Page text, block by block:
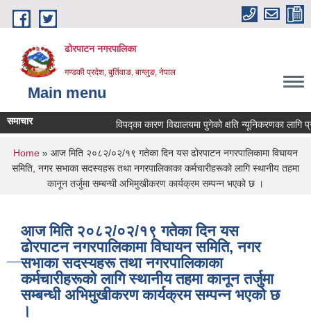
Skip to main content
ढोरपाटन नगरपालिका
गण्डकी प्रदेश, बुर्तिवाङ, बाग्लुङ, नेपाल
Main menu
समाचार विपद्का कारण विद्यालयमा पुगेको क्षति न्यूनिकरणका लागि
You are here
Home » आज मिति २०८२/०२/१९ गतेका दिन यस ढोरपाटन नगरपालिकामा विघायन
समिति, नगर सभाका सदस्यहरू तथा नगरपालिकाका कर्मचारीहरूको लागि स्थानीय तहमा
कानून तर्जुमा सम्बन्धी अभिमुखीकरण कार्यक्रम सम्पन्न भएको छ ।
आज मिति २०८२/०२/१९ गतेका दिन यस
ढोरपाटन नगरपालिकामा विघायन समिति, नगर
सभाका सदस्यहरू तथा नगरपालिकाका
कर्मचारीहरूको लागि स्थानीय तहमा कानून तर्जुमा
सम्बन्धी अभिमुखीकरण कार्यक्रम सम्पन्न भएको छ
।